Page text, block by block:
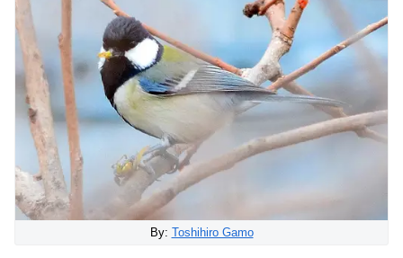
By: Toshihiro Gamo